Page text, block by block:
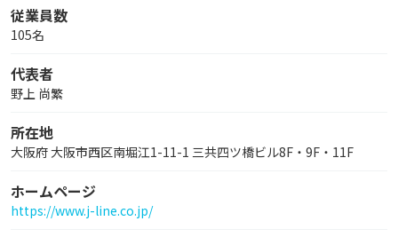
従業員数
105名
代表者
野上 尚繁
所在地
大阪府 大阪市西区南堀江1-11-1 三共四ツ橋ビル8F・9F・11F
ホームページ
https://www.j-line.co.jp/